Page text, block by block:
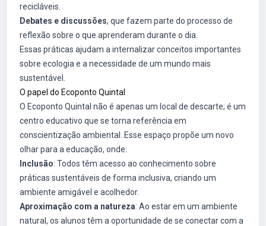
recicláveis.
Debates e discussões, que fazem parte do processo de
reflexão sobre o que aprenderam durante o dia.
Essas práticas ajudam a internalizar conceitos importantes
sobre ecologia e a necessidade de um mundo mais
sustentável.
O papel do Ecoponto Quintal
O Ecoponto Quintal não é apenas um local de descarte; é um
centro educativo que se torna referência em
conscientização ambiental. Esse espaço propõe um novo
olhar para a educação, onde:
Inclusão: Todos têm acesso ao conhecimento sobre
práticas sustentáveis de forma inclusiva, criando um
ambiente amigável e acolhedor.
Aproximação com a natureza: Ao estar em um ambiente
natural, os alunos têm a oportunidade de se conectar com a